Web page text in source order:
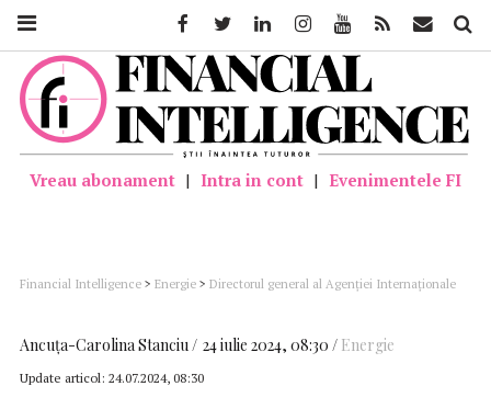
Vreau abonament | Intra in cont | Evenimentele FI
Financial Intelligence > Energie > Directorul general al Agenției Internaționale
investiție de 2 GW este în grafic”
Ancuţa-Carolina Stanciu 24 iulie 2024, 08:30 Energie
Update articol: 24.07.2024, 08:30
FacebookTwitter LinkedinInstagramYoutube Feed Mail